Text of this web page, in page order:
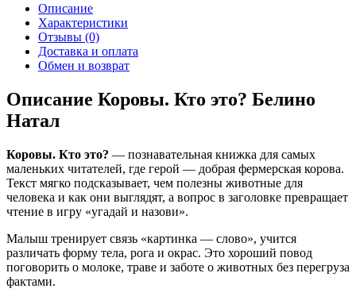
Описание
Характеристики
Отзывы (0)
Доставка и оплата
Обмен и возврат
Описание Коровы. Кто это? Белино
Натал
Коровы. Кто это? — познавательная книжка для самых
маленьких читателей, где герой — добрая фермерская корова.
Текст мягко подсказывает, чем полезны животные для
человека и как они выглядят, а вопрос в заголовке превращает
чтение в игру «угадай и назови».
Малыш тренирует связь «картинка — слово», учится
различать форму тела, рога и окрас. Это хороший повод
поговорить о молоке, траве и заботе о животных без перегруза
фактами.